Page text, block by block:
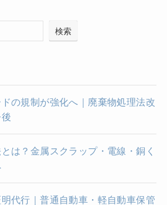
検索
の規制が強化へ｜廃棄物処理法改
は？金属スクラップ・電線・銅く
代行｜普通自動車・軽自動車保管